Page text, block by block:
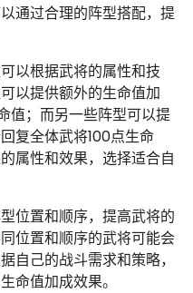
通过合理的阵型搭配，提
以根据武将的属性和技
以提供额外的生命值加
值；而另一些阵型可以提
复全体武将100点生命
属性和效果，选择适合自
位置和顺序，提高武将的
位置和顺序的武将可能会
自己的战斗需求和策略，
命值加成效果。